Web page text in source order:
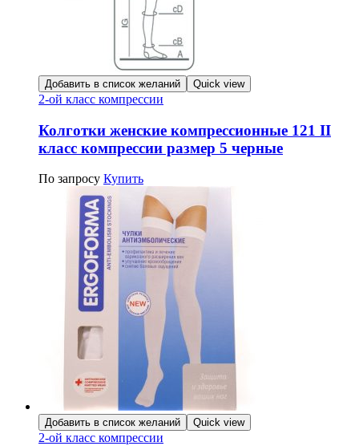
Добавить в список желаний Quick view
2-ой класс компрессии
Колготки женские компрессионные 121 II
класс компрессии размер 5 черные
По запросу Купить
Добавить в список желаний Quick view
2-ой класс компрессии